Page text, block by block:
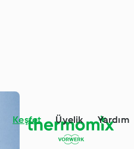
Keşfet Üyelik Yardım